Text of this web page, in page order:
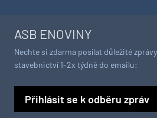
ASB ENOVINY
Nechte si zdarma posílat důležité
stavebnictví 1-2x týdně do emailu:
Přihlásit se k odběru zpráv